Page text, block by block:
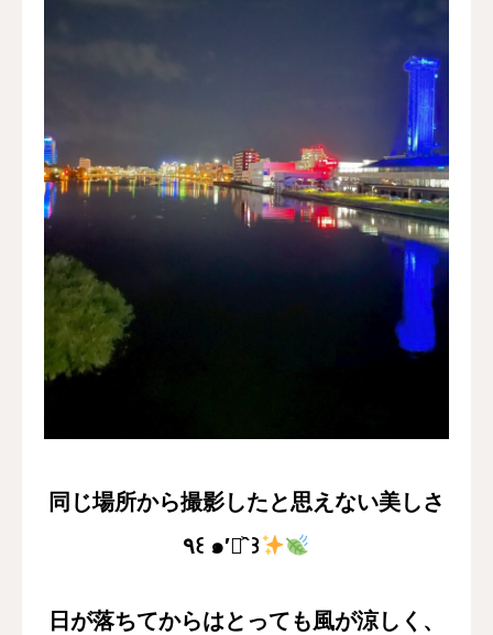
同じ場所から撮影したと思えない美しさ
٩꒰ ๑′◡͐`꒱
日が落ちてからはとっても風が涼しく、